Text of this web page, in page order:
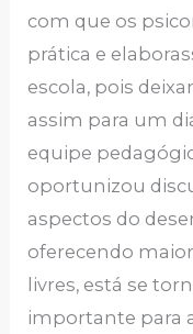
com que os
prática e
escola, pois
assim para um
equipe
oportunizou
aspectos do
oferecendo
livres, está se
importante para